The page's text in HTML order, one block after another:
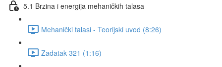
5.1 Brzina i energija mehaničkih talasa
Mehanički talasi - Teorijski uvod (8:26)
Zadatak 321 (1:16)